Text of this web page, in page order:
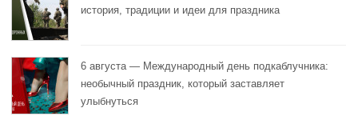
история, традиции и идеи для праздника
6 августа — Международный день подкаблучника:
необычный праздник, который заставляет
улыбнуться